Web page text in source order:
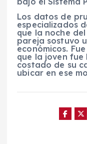
Los datos de
especializados
que la noche
pareja sostuvo
económicos.
que la joven
costado de su
ubicar en ese